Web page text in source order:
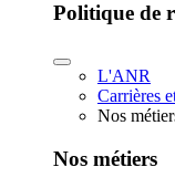
Politique de
L'ANR
Carrières
Nos
Nos métiers